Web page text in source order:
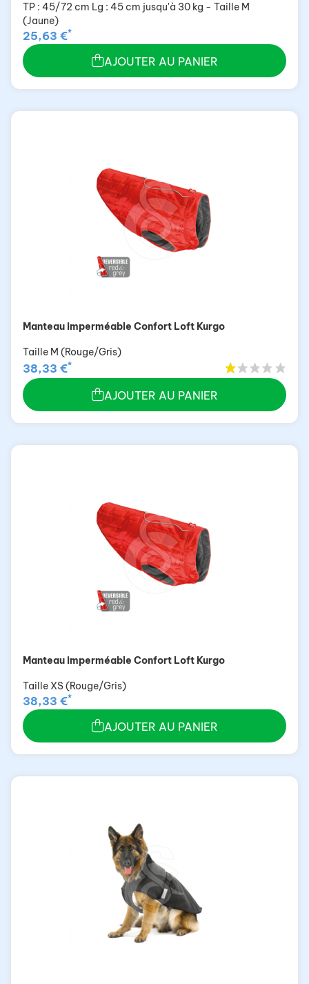
TP : 45/72 cm Lg : 45 cm jusqu'à 30 kg - Taille M
(Jaune)
25,63 €*
AJOUTER AU PANIER
Manteau imperméable Confort Loft Kurgo
Taille M (Rouge/Gris)
38,33 €*
AJOUTER AU PANIER
Manteau imperméable Confort Loft Kurgo
Taille XS (Rouge/Gris)
38,33 €*
AJOUTER AU PANIER